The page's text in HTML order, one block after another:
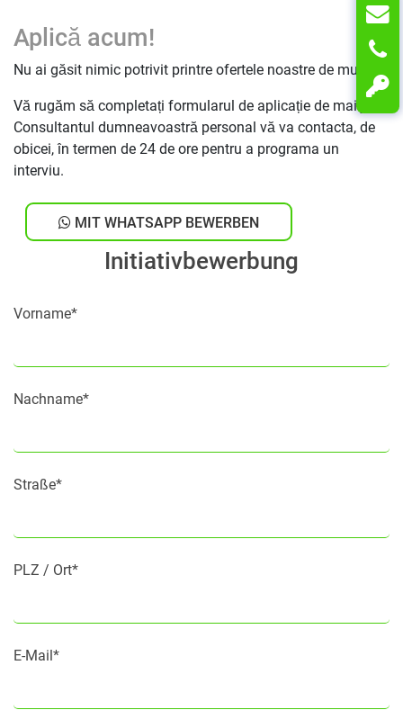
Aplică acum!
Nu ai găsit nimic potrivit printre ofertele noastre de muncă?
Vă rugăm să completați formularul de aplicație de mai jos.
Consultantul dumneavoastră personal vă va contacta, de
obicei, în termen de 24 de ore pentru a programa un
interviu.
MIT WHATSAPP BEWERBEN
Initiativbewerbung
Vorname*
Nachname*
Straße*
PLZ / Ort*
E-Mail*